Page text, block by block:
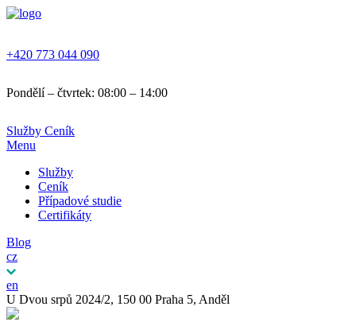
+420 773 044 090
Pondělí – čtvrtek: 08:00 – 14:00
Služby Ceník
Menu
Služby
Ceník
Případové studie
Certifikáty
Blog
cz
en
U Dvou srpů 2024/2, 150 00 Praha 5, Anděl